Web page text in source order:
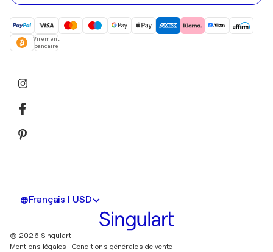
Virement
bancaire
Français | USD
© 2026 Singulart
Mentions légales. Conditions générales de vente